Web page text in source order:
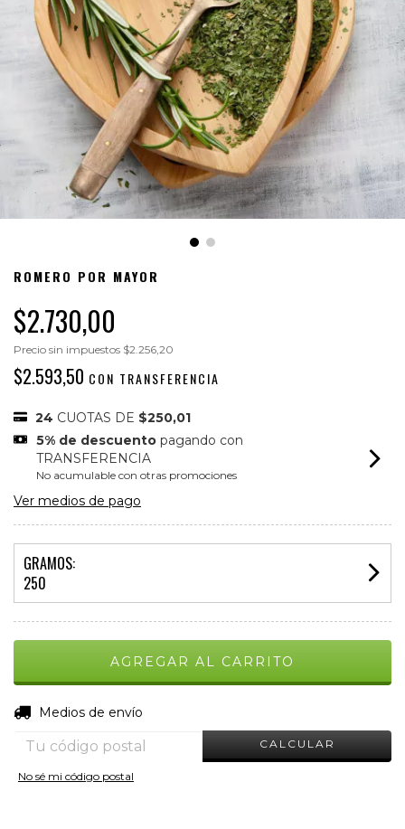
ROMERO POR MAYOR
$2.730,00
Precio sin impuestos $2.256,20
$2.593,50 CON TRANSFERENCIA
24 CUOTAS DE $250,01
5% de descuentopagando con
TRANSFERENCIA
No acumulable con otras promociones
Ver medios de pago
GRAMOS:
250
Entregas para el CP:
Medios de envío
CALCULAR
No sé mi código postal